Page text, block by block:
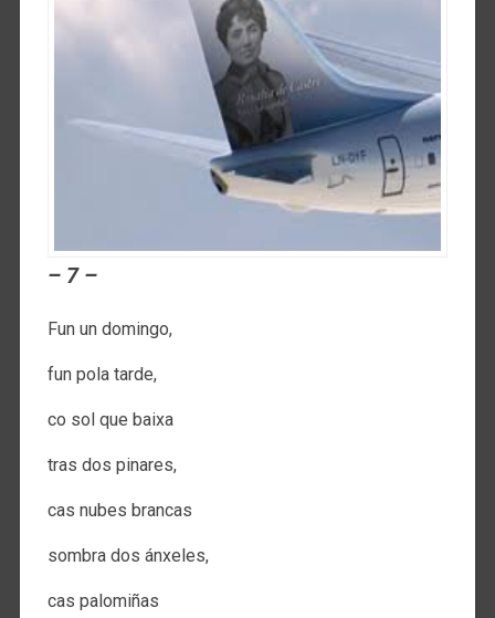
– 7 –
Fun un domingo,
fun pola tarde,
co sol que baixa
tras dos pinares,
cas nubes brancas
sombra dos ánxeles,
cas palomiñas